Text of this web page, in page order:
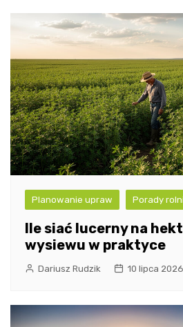
Planowanie upraw Porady
Ile siać lucerny na
wysiewu w praktyce
Dariusz Rudzik 10 lipca 2026